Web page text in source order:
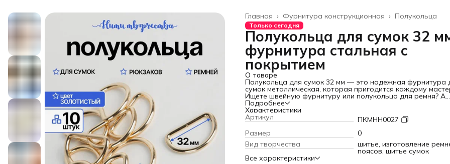
Полукольца
Фурнитура конструкционная ›
Главная ›
Только сегодня
Полукольца для сумок 32
фурнитура стальная с
покрытием
О товаре
Полукольца для сумок 32 мм — это надежная фурнитура
сумок металлическая, которая пригодится каждому
Ищете швейную фурнитуру или полукольцо для ремня? А
может, фурнитуру для рюкзака или аксессуары для сумок
фурнитура? Набор из 10 полуколец закроет все эти
Набор из 10 шт высококачественных полуколец для сумки,
выполненных из прочной стали с антикоррозийным
Эта металлическая фурнитура для сумок — не просто
вспомогательные элементы, а фундамент ваших
проектов.
Где применять. Универсальная фурнитура для сумок
в каждой мастерской. Полукольца для рукоделия идеально
Подробнее
Характеристики
Артикул
ПКМНН0027
Размер
0
Вид творчества
шитье, изготовление
поясов, шитье сумок
Все характеристики